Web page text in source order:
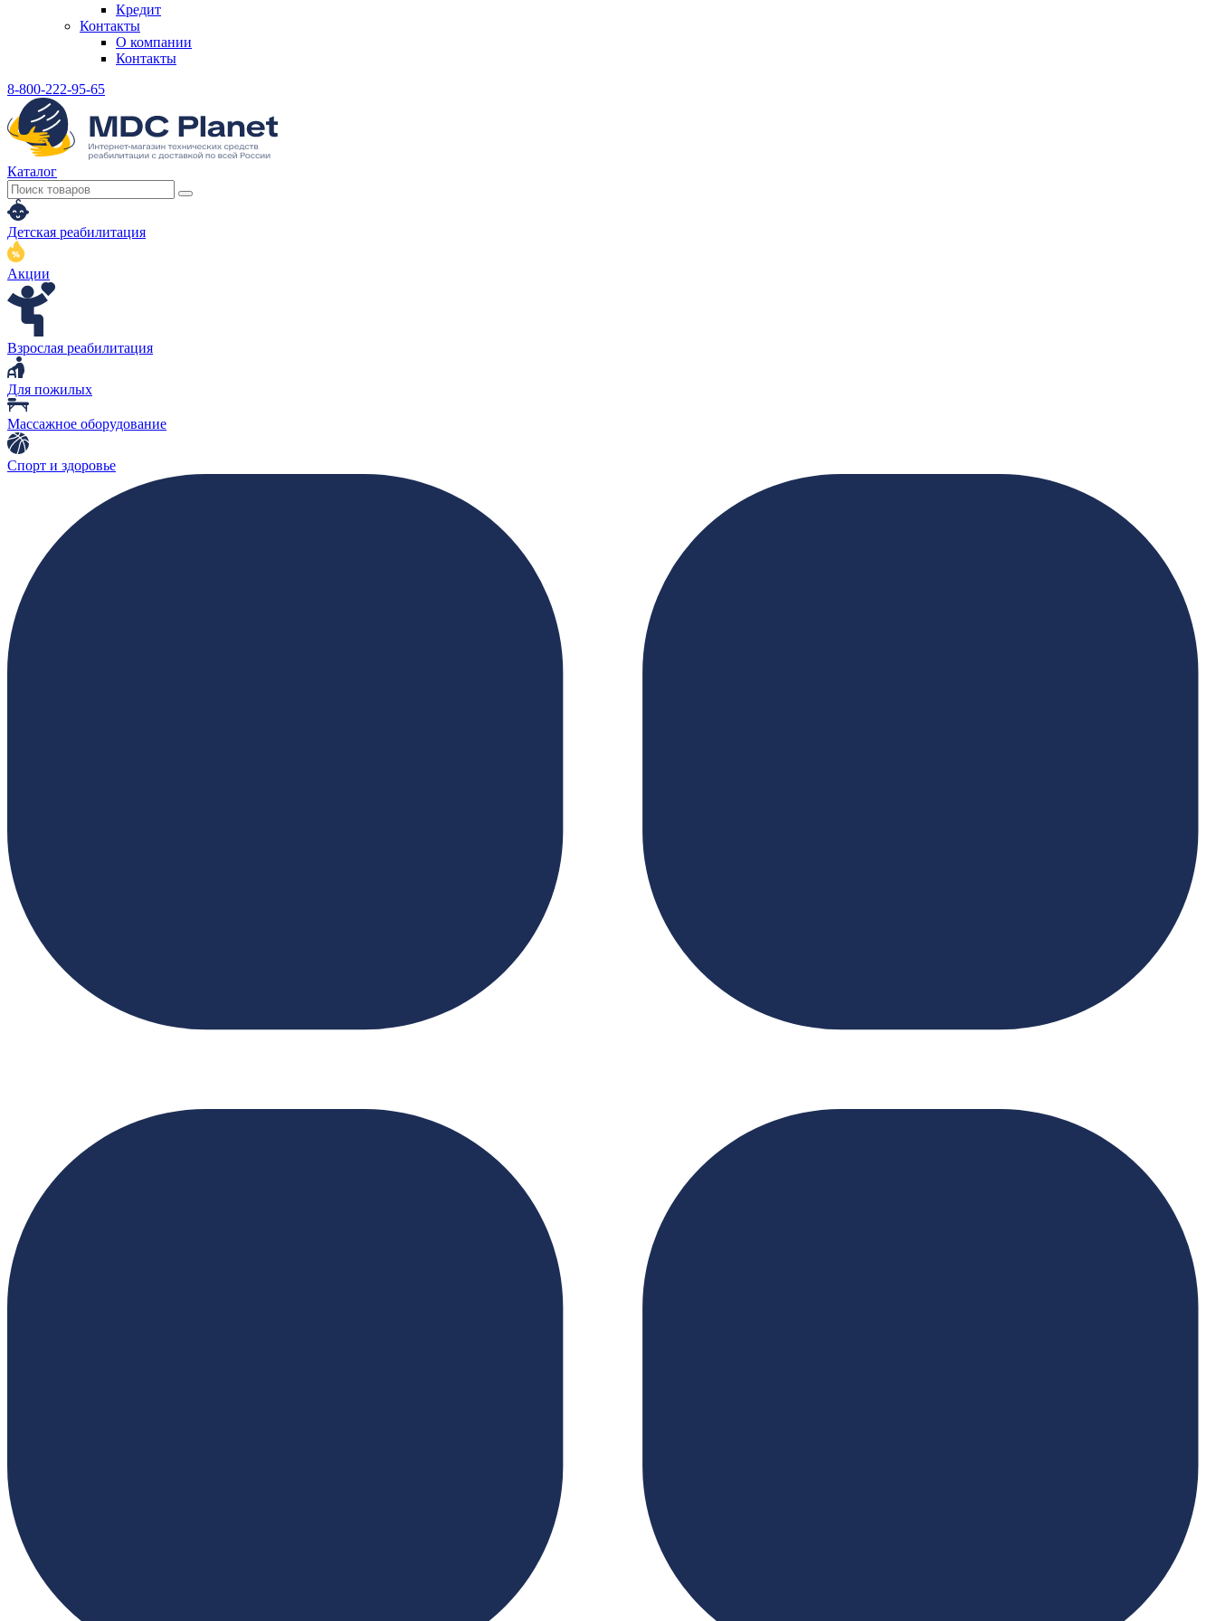
Кредит
Контакты
О компании
Контакты
8-800-222-95-65
Каталог
Детская реабилитация
Акции
Взрослая реабилитация
Для пожилых
Массажное оборудование
Спорт и здоровье